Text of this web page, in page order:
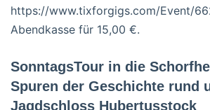
https://www.tixforgigs.com/Event/
Abendkasse für 15,00 €.
SonntagsTour in die
Spuren der Geschichte rund
Jagdschloss Hubertusstock